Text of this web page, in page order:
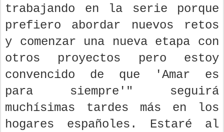
trabajando en la serie porque
prefiero abordar nuevos retos
y comenzar una nueva etapa con
otros proyectos pero estoy
convencido de que 'Amar es
para siempre'" seguirá
muchísimas tardes más en los
hogares españoles. Estaré al